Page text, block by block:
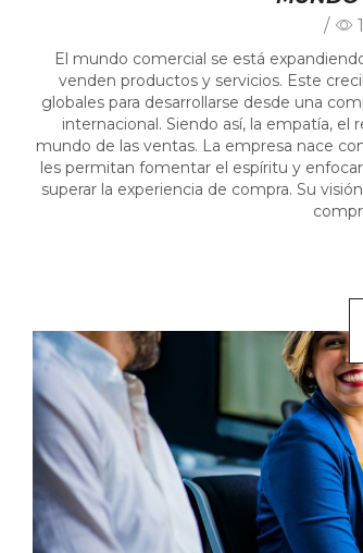
/
El mundo comercial se está
venden productos y servicios. Este
globales para desarrollarse desde una
internacional. Siendo así, la empatía,
mundo de las ventas. La empresa nace
les permitan fomentar el espíritu y
superar la experiencia de compra. Su